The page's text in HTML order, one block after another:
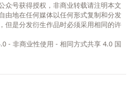
众号获得授权，非商业转载请注明本文
由地在任何媒体以任何形式复制和分发
但是分发衍生作品时必须采用相同的许
- 非商业性使用 - 相同方式共享 4.0 国